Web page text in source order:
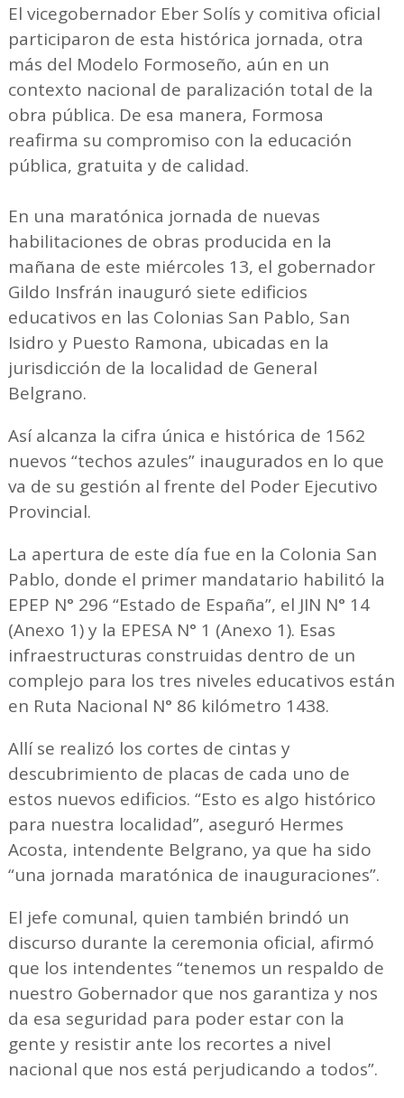
El vicegobernador Eber Solís y comitiva oficial
participaron de esta histórica jornada, otra
más del Modelo Formoseño, aún en un
contexto nacional de paralización total de la
obra pública. De esa manera, Formosa
reafirma su compromiso con la educación
pública, gratuita y de calidad.
En una maratónica jornada de nuevas
habilitaciones de obras producida en la
mañana de este miércoles 13, el gobernador
Gildo Insfrán inauguró siete edificios
educativos en las Colonias San Pablo, San
Isidro y Puesto Ramona, ubicadas en la
jurisdicción de la localidad de General
Belgrano.
Así alcanza la cifra única e histórica de 1562
nuevos “techos azules” inaugurados en lo que
va de su gestión al frente del Poder Ejecutivo
Provincial.
La apertura de este día fue en la Colonia San
Pablo, donde el primer mandatario habilitó la
EPEP N° 296 “Estado de España”, el JIN N° 14
(Anexo 1) y la EPESA N° 1 (Anexo 1). Esas
infraestructuras construidas dentro de un
complejo para los tres niveles educativos están
en Ruta Nacional N° 86 kilómetro 1438.
Allí se realizó los cortes de cintas y
descubrimiento de placas de cada uno de
estos nuevos edificios. “Esto es algo histórico
para nuestra localidad”, aseguró Hermes
Acosta, intendente Belgrano, ya que ha sido
“una jornada maratónica de inauguraciones”.
El jefe comunal, quien también brindó un
discurso durante la ceremonia oficial, afirmó
que los intendentes “tenemos un respaldo de
nuestro Gobernador que nos garantiza y nos
da esa seguridad para poder estar con la
gente y resistir ante los recortes a nivel
nacional que nos está perjudicando a todos”.